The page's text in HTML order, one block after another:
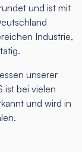
und ist mit
Industrie,
unserer
ist bei vielen
und wird in